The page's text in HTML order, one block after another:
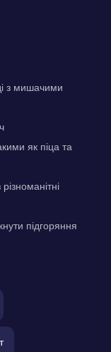
з мишачими
як піца та
підгоряння